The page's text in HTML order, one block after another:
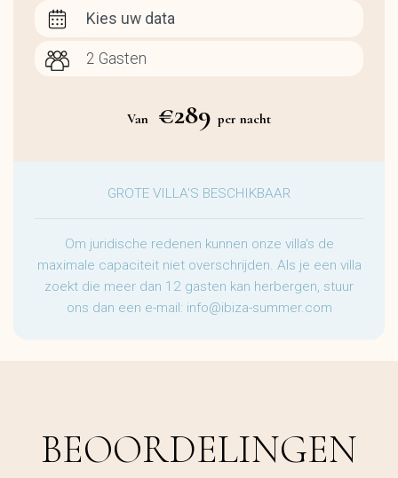
Kies uw data
Van €289 per nacht
GROTE VILLA'S BESCHIKBAAR
Om juridische redenen kunnen onze villa's de
maximale capaciteit niet overschrijden. Als je een villa
zoekt die meer dan 12 gasten kan herbergen, stuur
ons dan een e-mail: info@ibiza-summer.com
BEOORDELINGEN